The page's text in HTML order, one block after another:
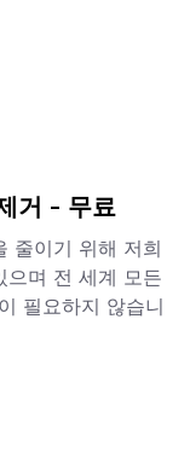
거 - 무료
줄이기 위해 저희
으며 전 세계 모든
필요하지 않습니